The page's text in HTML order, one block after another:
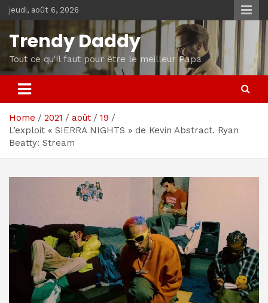
Skip
to
content
jeudi, août 6, 2026
Trendy Daddy
Tout ce qu'il faut pour être le meilleur Papa
Home 2021 août
19
L’exploit « SIERRA NIGHTS » de Kevin Abstract. Ryan
Beatty: Stream